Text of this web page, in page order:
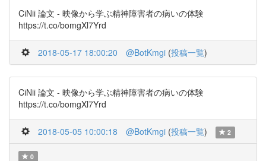
CiNii 論文 - 映像から学ぶ精神障害者の病いの体験
https://t.co/bomgXl7Yrd
2018-05-17 18:00:20 @BotKmgi (投稿一覧)
CiNii 論文 - 映像から学ぶ精神障害者の病いの体験
https://t.co/bomgXl7Yrd
2018-05-05 10:00:18 @BotKmgi (投稿一覧) 2
0